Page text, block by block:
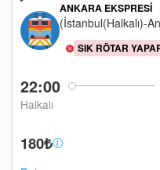
22:00
Halkalı
ANKARA EKSPRESI
(İstanbul(Halkalı)-
SIK RÖTAR
180₺